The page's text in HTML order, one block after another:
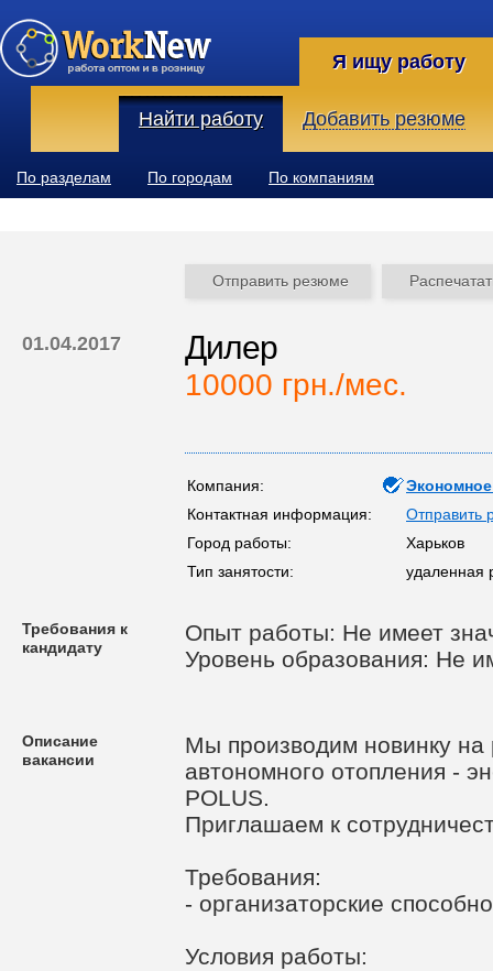
Я ищу работу
Найти работу Добавить резюме
По разделам По городам По компаниям
Отправить резюме
01.04.2017 Дилер
10000 грн./мес.
Компания:
Контактная информация:
Отправить
Город работы:
Харьков
Тип занятости:
удаленная
Требования к
кандидату
Опыт работы: Не имеет
Уровень образования: Не
Описание
вакансии
Мы производим новинку на
автономного отопления -
POLUS.
Приглашаем к
Требования:
- организаторские
Условия работы: